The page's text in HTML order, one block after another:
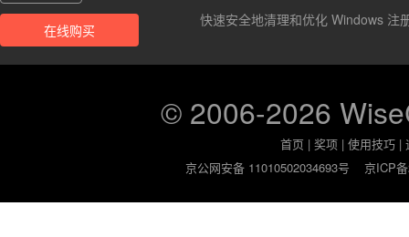
在线购买
快速安全地清理和优化 Windows 注
© 2006-2026
首页 |奖项 |使用技巧 |
京公网安备 11010502034693号
京ICP